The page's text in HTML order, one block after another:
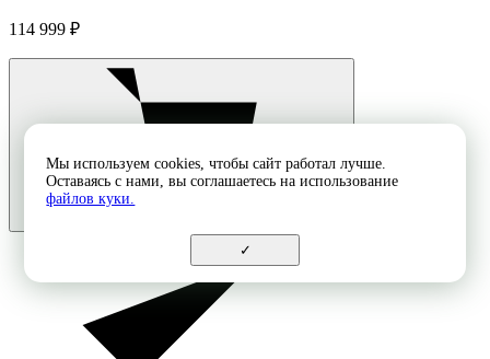
114 999 ₽
Мы используем cookies, чтобы сайт работал лучше.
Оставаясь с нами, вы соглашаетесь на использование
файлов куки.
✓